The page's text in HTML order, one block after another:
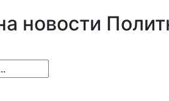
новости